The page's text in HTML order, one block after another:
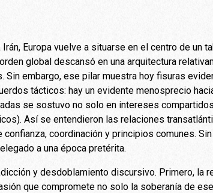
Europa vuelve a situarse en el centro de un
global descansó en una arquitectura
embargo, ese pilar muestra hoy fisuras
tácticos: hay un evidente menosprecio
se sostuvo no solo en intereses
Así se entendieron las relaciones
coordinación y principios comunes.
a una época pretérita.
y desdoblamiento discursivo. Primero, la
que compromete no solo la soberanía de